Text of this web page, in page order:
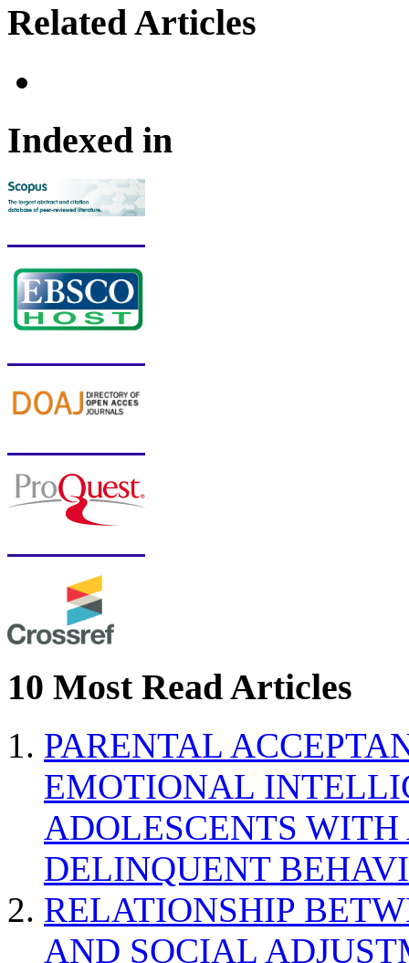
Related Articles
Indexed in
10 Most Read Articles
PARENTAL
EMOTIONAL
ADOLESCENTS
DELINQUENT
RELATIONSHIP
AND SOCIAL